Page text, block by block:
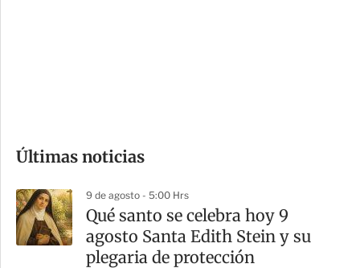
m
a
r
t
Últimas noticias
9 de agosto - 5:00 Hrs
Qué santo se celebra hoy 9
agosto Santa Edith Stein y su
plegaria de protección